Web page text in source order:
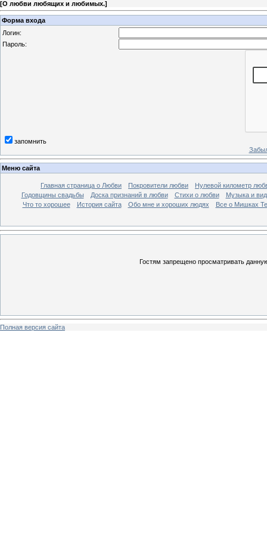
[О любви любящих и любимых.]
Форма входа
Логин:
Пароль:
запомнить
Меню сайта
Главная страница о Любви Покровители любви
Нулевой километр
Годовщины свадьбы
Доска признаний в любви Стихи о любви
Музыка и
Что то хорошее
История сайта Обо мне и хороших людях Все о Мишках
Гостям запрещено просматривать
Полная версия сайта